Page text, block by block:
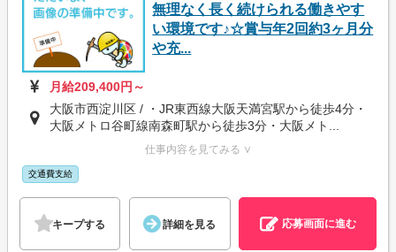
無理なく長く続けられる働きやす
い環境です♪☆賞与年2回約3ヶ月分
や充...
月給209,400円～
大阪市西淀川区 / ・JR東西線大阪天満宮駅から徒歩4分・
大阪メトロ谷町線南森町駅から徒歩3分・大阪メト...
仕事内容を見てみる ∨
交通費支給
キープする 詳細を見る 応募画面に進む